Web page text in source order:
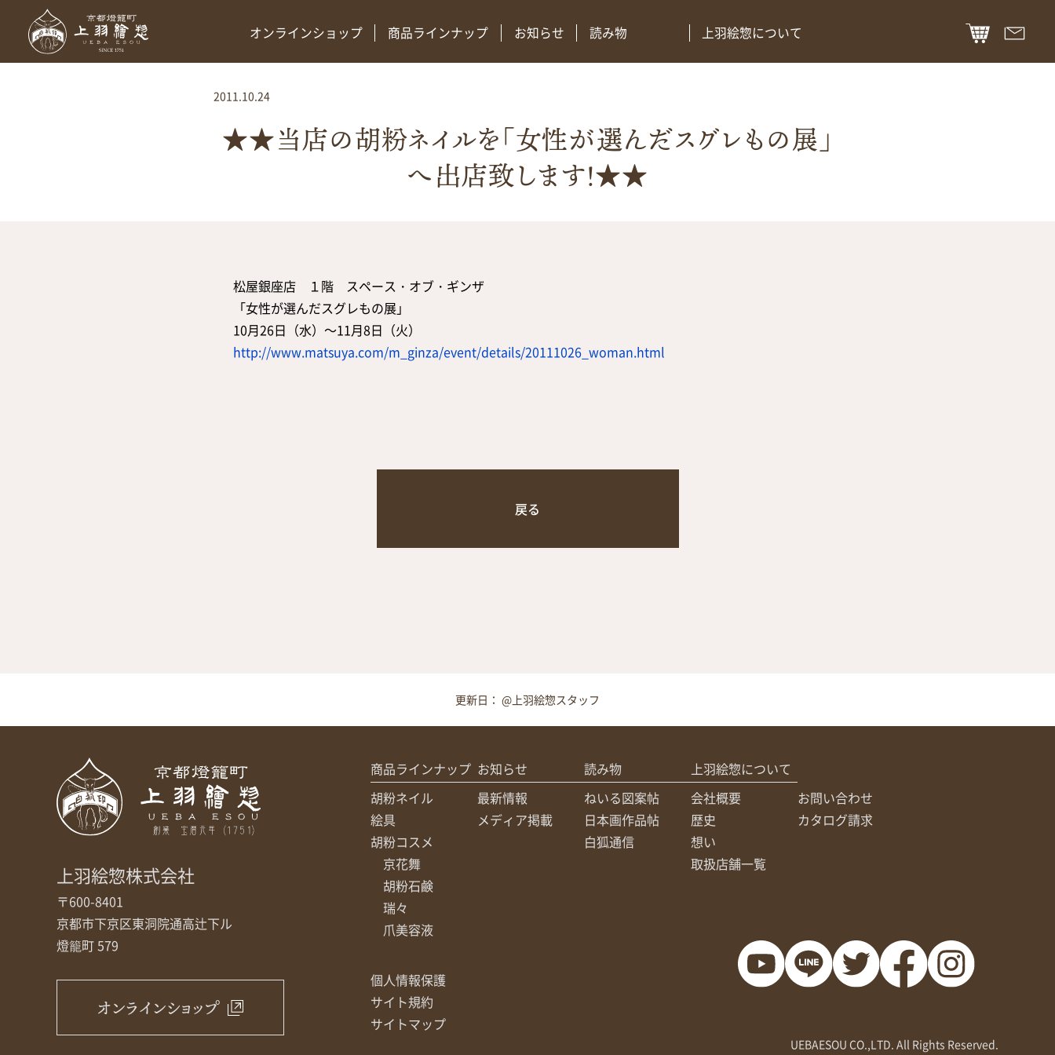
オンラインショップ 商品ラインナップ お知らせ 読み物 上羽絵惣について
2011.10.24
★★当店の胡粉ネイルを「女性が選んだスグレもの展」
へ出店致します！★★
松屋銀座店 １階 スペース・オブ・ギンザ
「女性が選んだスグレもの展」
10月26日（水）～11月8日（火）
http://www.matsuya.com/m_ginza/event/details/20111026_woman.html
戻る
更新日： @上羽絵惣スタッフ
上羽絵惣株式会社
〒600-8401
京都市下京区東洞院通高辻下ル
燈籠町 579
オンラインショップ
商品ラインナップ
胡粉ネイル
絵具
胡粉コスメ
京花舞
胡粉石鹸
瑞々
爪美容液
お知らせ
最新情報
メディア掲載
読み物
ねいる図案帖
日本画作品帖
白狐通信
上羽絵惣について
会社概要
歴史
想い
取扱店舗一覧
お問い合わせ
カタログ請求
個人情報保護
サイト規約
サイトマップ
UEBAESOU CO.,LTD. All Rights Reserved.